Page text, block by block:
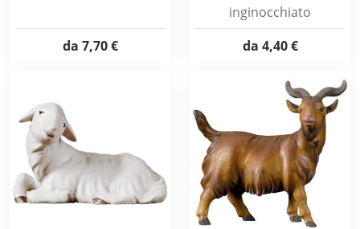
da 7,70 €
inginocchiato
da 4,40 €